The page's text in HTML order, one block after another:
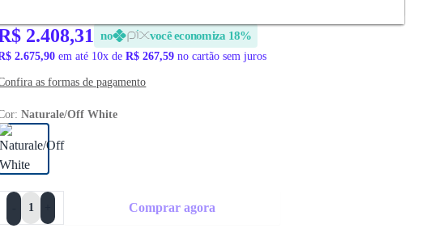
2.408,31 no você economiza 18%
2.675,90 em até 10x deR$ 267,59 no cartão sem juros
as formas de pagamento
Naturale/Off White
Comprar agora